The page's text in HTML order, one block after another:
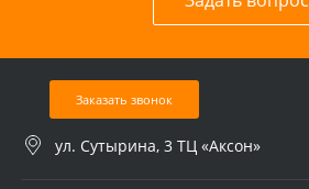
Заказать звонок
ул. Сутырина, 3 ТЦ «Аксон»